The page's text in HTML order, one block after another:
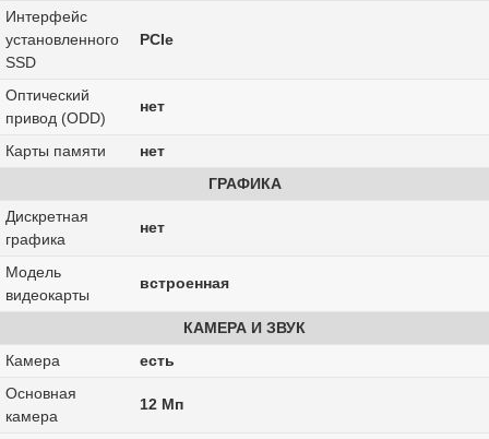
Интерфейс
установленного
SSD
PCIe
Оптический
привод (ODD)
нет
Карты памяти
нет
ГРАФИКА
Дискретная
графика
нет
Модель
видеокарты
встроенная
КАМЕРА И ЗВУК
Камера
есть
Основная
камера
12 Мп